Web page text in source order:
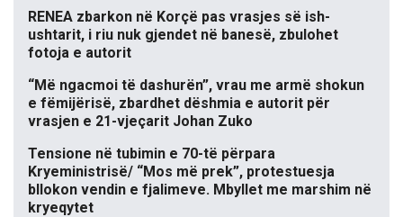
RENEA zbarkon në Korçë pas vrasjes së ish-
ushtarit, i riu nuk gjendet në banesë, zbulohet
fotoja e autorit
“Më ngacmoi të dashurën”, vrau me armë shokun
e fëmijërisë, zbardhet dëshmia e autorit për
vrasjen e 21-vjeçarit Johan Zuko
Tensione në tubimin e 70-të përpara
Kryeministrisë/ “Mos më prek”, protestuesja
bllokon vendin e fjalimeve. Mbyllet me marshim në
kryeqytet